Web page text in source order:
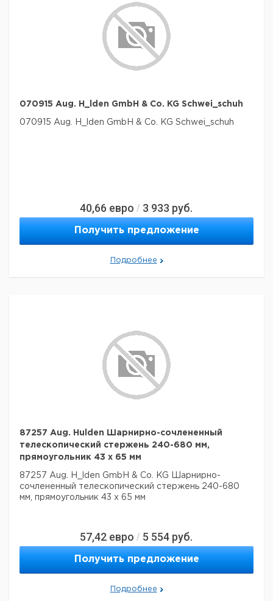
070915 Aug. H_lden GmbH & Co. KG Schwei_schuh
070915 Aug. H_lden GmbH & Co. KG Schwei_schuh
40,66 евро / 3 933 руб.
Получить предложение
Подробнее
87257 Aug. Hulden Шарнирно-сочлененный
телескопический стержень 240-680 мм,
прямоугольник 43 x 65 мм
87257 Aug. H_lden GmbH & Co. KG Шарнирно-
сочлененный телескопический стержень 240-680
мм, прямоугольник 43 x 65 мм
57,42 евро / 5 554 руб.
Получить предложение
Подробнее